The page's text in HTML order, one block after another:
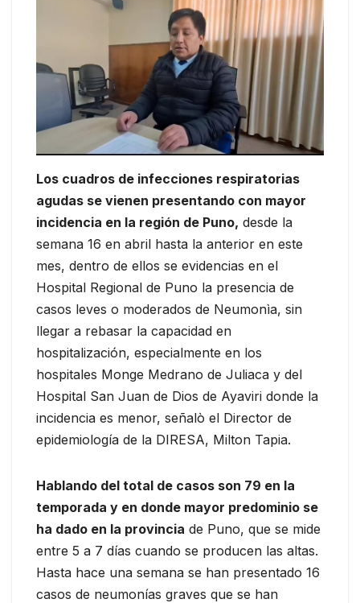
Los cuadros de infecciones respiratorias
agudas se vienen presentando con mayor
incidencia en la región de Puno, desde la
semana 16 en abril hasta la anterior en este
mes, dentro de ellos se evidencias en el
Hospital Regional de Puno la presencia de
casos leves o moderados de Neumonìa, sin
llegar a rebasar la capacidad en
hospitalización, especialmente en los
hospitales Monge Medrano de Juliaca y del
Hospital San Juan de Dios de Ayaviri donde la
incidencia es menor, señalò el Director de
epidemiología de la DIRESA, Milton Tapia.
Hablando del total de casos son 79 en la
temporada y en donde mayor predominio se
ha dado en la provincia de Puno, que se mide
entre 5 a 7 días cuando se producen las altas.
Hasta hace una semana se han presentado 16
casos de neumonías graves que se han